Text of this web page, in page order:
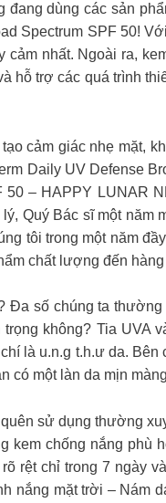
đang dùng các sản
Spectrum SPF 50!
nhất. Ngoài ra,
trợ các quá trình
cảm giác nhẹ mặt,
Daily UV Defense
– HAPPY LUNAR
Quý Bác sĩ một năm
tôi trong một năm
chất lượng đến
số chúng ta
không? Tia UVA
là u.n.g t.h.ư da.
có một làn da mịn
sử dụng thường
chống nắng phù
rệt chỉ trong 7 ngày
mặt trời – Nám